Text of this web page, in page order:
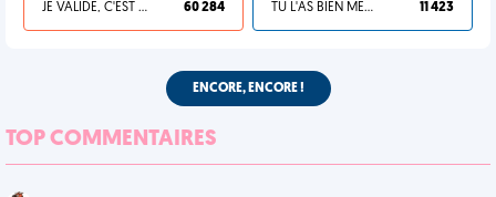
JE VALIDE, C'EST UNE VDM 60 284 TU L'AS BIEN MÉRITÉ 11 423
ENCORE, ENCORE !
TOP COMMENTAIRES